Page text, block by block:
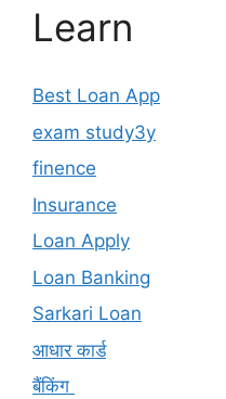
Learn
Best Loan App
exam study3y
finence
Insurance
Loan Apply
Loan Banking
Sarkari Loan
आधार कार्ड
बैंकिंग